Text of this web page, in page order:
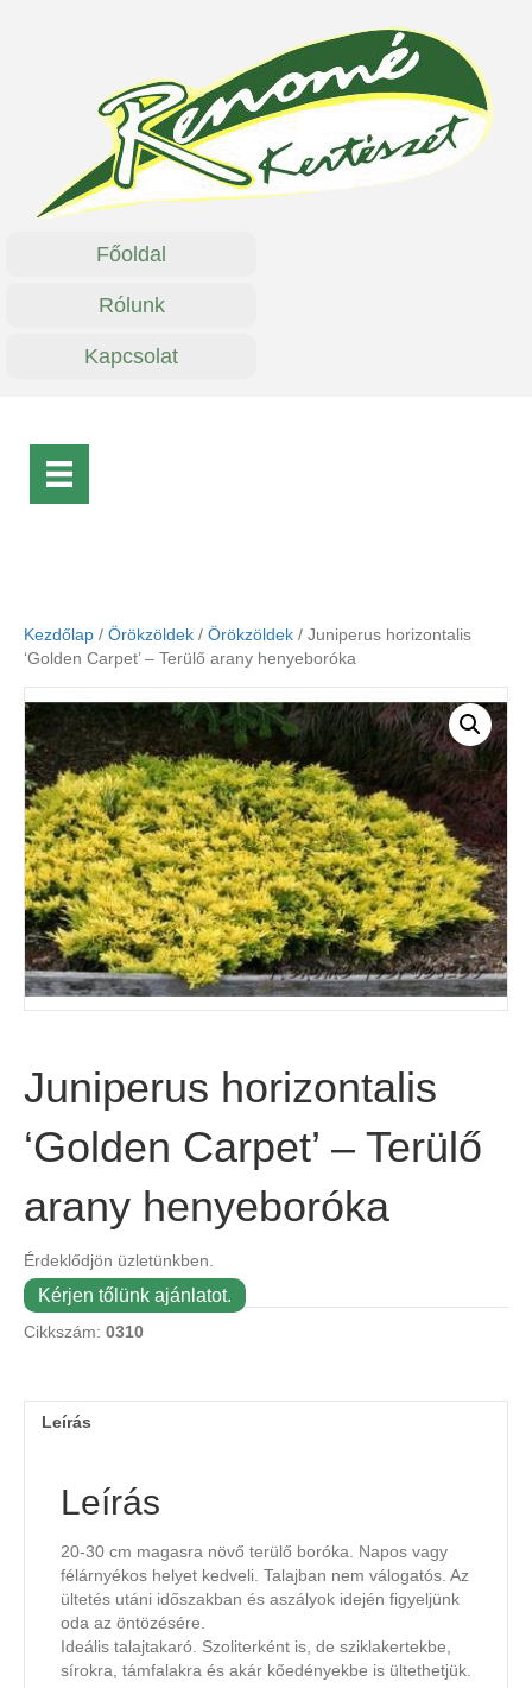
Főoldal
Rólunk
Kapcsolat
Kezdőlap / Örökzöldek / Örökzöldek / Juniperus horizontalis
‘Golden Carpet’ – Terülő arany henyeboróka
Juniperus horizontalis
‘Golden Carpet’ – Terülő
arany henyeboróka
Érdeklődjön üzletünkben.
Kérjen tőlünk ajánlatot.
Cikkszám: 0310
Leírás
Leírás
20-30 cm magasra növő terülő boróka. Napos vagy
félárnyékos helyet kedveli. Talajban nem válogatós. Az
ültetés utáni időszakban és aszályok idején figyeljünk
oda az öntözésére.
Ideális talajtakaró. Szoliterként is, de sziklakertekbe,
sírokra, támfalakra és akár kőedényekbe is ültethetjük.